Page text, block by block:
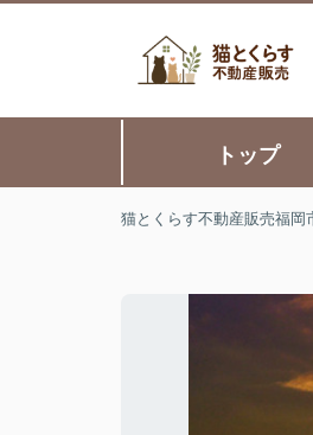
トップ
猫とくらす不動産販売福岡